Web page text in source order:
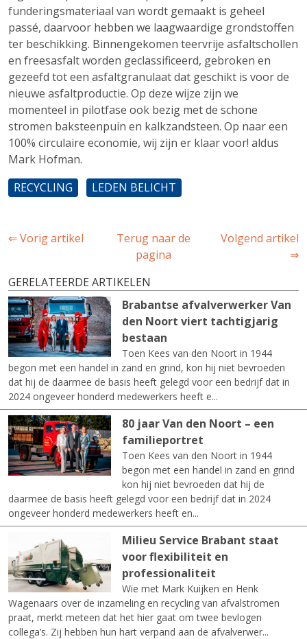
funderingsmateriaal van wordt gemaakt is geheel
passé, daarvoor hebben we laagwaardige grondstoffen
ter beschikking. Binnengekomen teervrije asfaltschollen
en freesasfalt worden geclassificeerd, gebroken en
gezeefd tot een asfaltgranulaat dat geschikt is voor de
nieuwe asfaltproductie. Op deze wijze zijn we
momenteel in pilotfase ook bezig met de schone
stromen baksteenpuin en kalkzandsteen. Op naar een
100% circulaire economie, wij zijn er klaar voor! aldus
Mark Hofman.
RECYCLING
LEDEN BELICHT
⇐ Vorig artikel
Terug naar de
pagina
Volgend artikel
⇒
GERELATEERDE ARTIKELEN
Brabantse afvalverwerker Van
den Noort viert tachtigjarig
bestaan
Toen Kees van den Noort in 1944
begon met een handel in zand en grind, kon hij niet bevroeden
dat hij de daarmee de basis heeft gelegd voor een bedrijf dat in
2024 ongeveer honderd medewerkers heeft e...
80 jaar Van den Noort – een
familieportret
Toen Kees van den Noort in 1944
begon met een handel in zand en grind
kon hij niet bevroeden dat hij de
daarmee de basis heeft gelegd voor een bedrijf dat in 2024
ongeveer honderd medewerkers heeft en...
Milieu Service Brabant staat
voor flexibiliteit en
professionaliteit
Wie met Mark Kuijken en Henk
Wagenaars over de inzameling en recycling van afvalstromen
praat, merkt meteen dat het hier gaat om twee bevlogen
collega’s. Zij hebben hun hart verpand aan de afvalverwer...